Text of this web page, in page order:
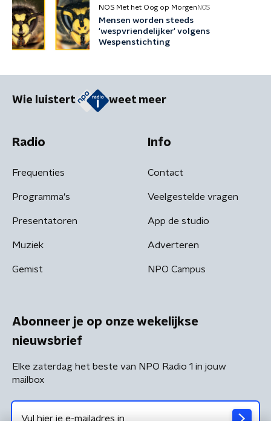
NOS Met het Oog op Morgen NOS
Mensen worden steeds
'wespvriendelijker' volgens
Wespenstichting
Wie luistert weet meer
Radio
Frequenties
Programma's
Presentatoren
Muziek
Gemist
Info
Contact
Veelgestelde vragen
App de studio
Adverteren
NPO Campus
Abonneer je op onze wekelijkse
nieuwsbrief
Elke zaterdag het beste van NPO Radio 1 in jouw
mailbox